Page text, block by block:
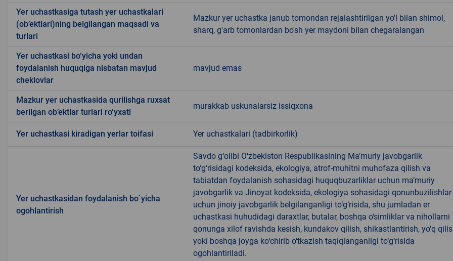
Yer uchastkasiga tutash yer uchastkalari
(ob’ektlari)ning belgilangan maqsadi va
turlari
Mazkur yer uchastka janub tomondan rejalashtirilgan yo'l bilan shimol,
sharq, g'arb tomonlardan bo'sh yer maydoni bilan chegaralangan
Yer uchastkasi bo‘yicha yoki undan
foydalanish huquqiga nisbatan mavjud
cheklovlar
mavjud emas
Mazkur yer uchastkasida qurilishga ruxsat
berilgan ob’ektlar turlari ro‘yxati
murakkab uskunalarsiz issiqxona
Yer uchastkasi kiradigan yerlar toifasi Yer uchastkalari (tadbirkorlik)
Yer uchastkasidan foydalanish bo`yicha
ogohlantirish
Savdo g‘olibi O‘zbekiston Respublikasining Ma’muriy javobgarlik
to‘g‘risidagi kodeksida, ekologiya, atrof-muhitni muhofaza qilish va
tabiatdan foydalanish sohasidagi huquqbuzarliklar uchun ma’muriy
javobgarlik va Jinoyat kodeksida, ekologiya sohasidagi qonunbuzilishlar
uchun jinoiy javobgarlik belgilanganligi to‘g‘risida, shu jumladan er
uchastkasi huhudidagi daraxtlar, butalar, boshqa o‘simliklar va nihollarni
qonunga xilof ravishda kesish, kundakov qilish, shikastlantirish, yo‘q
yoki boshqa joyga ko‘chirib o‘tkazish taqiqlanganligi to‘g‘risida
ogohlantiriladi.